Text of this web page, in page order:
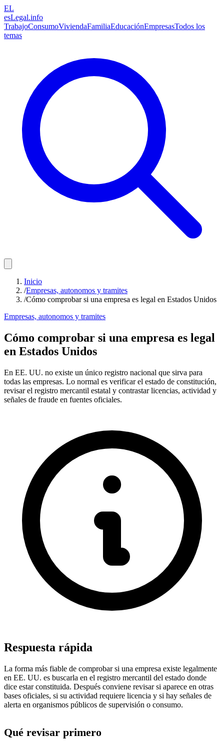
EL
esLegal.info
TrabajoConsumoViviendaFamiliaEducaciónEmpresasTodos los
temas
Inicio
/Empresas, autonomos y tramites
/Cómo comprobar si una empresa es legal en Estados Unidos
Empresas, autonomos y tramites
Cómo comprobar si una empresa es legal
en Estados Unidos
En EE. UU. no existe un único registro nacional que sirva para
todas las empresas. Lo normal es verificar el estado de constitución,
revisar el registro mercantil estatal y contrastar licencias, actividad y
señales de fraude en fuentes oficiales.
Respuesta rápida
La forma más fiable de comprobar si una empresa existe legalmente
en EE. UU. es buscarla en el registro mercantil del estado donde
dice estar constituida. Después conviene revisar si aparece en otras
bases oficiales, si su actividad requiere licencia y si hay señales de
alerta en organismos públicos de supervisión o consumo.
Qué revisar primero